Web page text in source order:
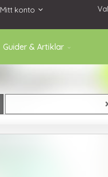
Mitt konto
Guider & Artiklar